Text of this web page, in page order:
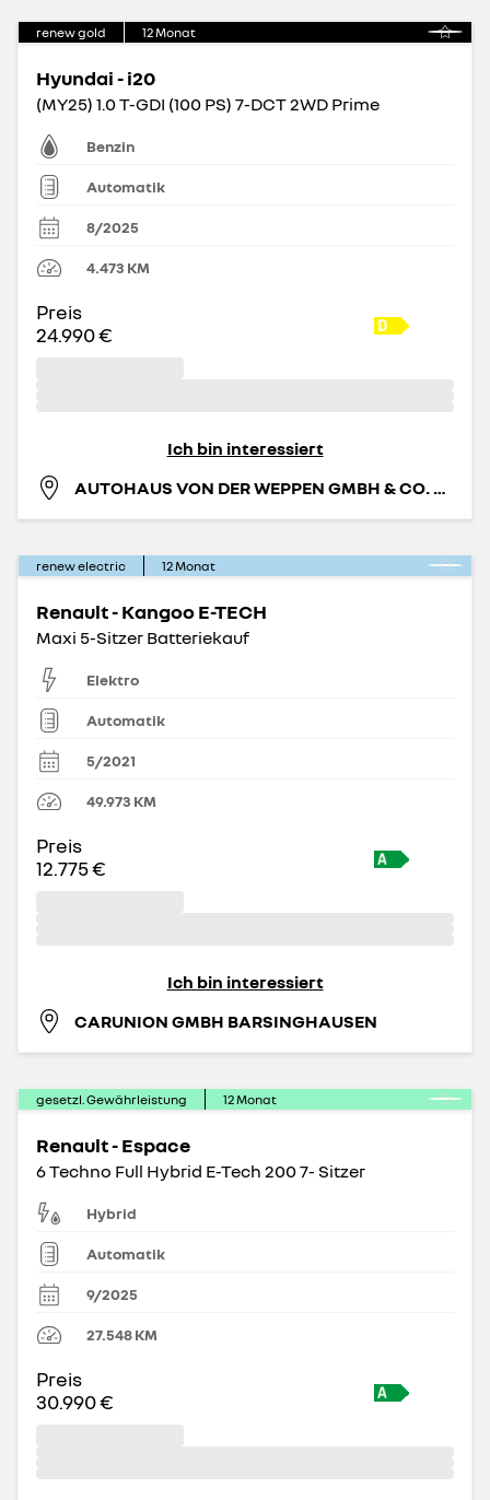
renew gold 12Monat
Hyundai - i20
(MY25) 1.0 T-GDI (100 PS) 7-DCT 2WD Prime
Benzin
Automatik
8/2025
4.473 KM
Preis
24.990 €
Ich bin interessiert
AUTOHAUS VON DER WEPPEN GMBH & CO. KG
renew electric 12Monat
Renault - Kangoo E-TECH
Maxi 5-Sitzer Batteriekauf
Elektro
Automatik
5/2021
49.973 KM
Preis
12.775 €
Ich bin interessiert
CARUNION GMBH BARSINGHAUSEN
gesetzl. Gewährleistung 12Monat
Renault - Espace
6 Techno Full Hybrid E-Tech 200 7- Sitzer
Hybrid
Automatik
9/2025
27.548KM
Preis
30.990 €